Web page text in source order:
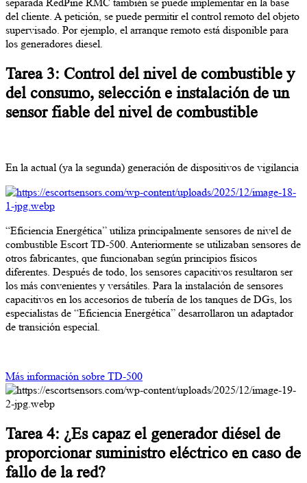
separada RedPine RMC también se puede implementar en la base
del cliente. A petición, se puede permitir el control remoto del objeto
supervisado. Por ejemplo, el arranque remoto está disponible para
los generadores diesel.
Tarea 3: Control del nivel de combustible y
del consumo, selección e instalación de un
sensor fiable del nivel de combustible
En la actual (ya la segunda) generación de dispositivos de vigilancia
“Eficiencia Energética” utiliza principalmente sensores de nivel de
combustible Escort TD-500. Anteriormente se utilizaban sensores de
otros fabricantes, que funcionaban según principios físicos
diferentes. Después de todo, los sensores capacitivos resultaron ser
los más convenientes y versátiles. Para la instalación de sensores
capacitivos en los accesorios de tubería de los tanques de DGs, los
especialistas de “Eficiencia Energética” desarrollaron un adaptador
de transición especial.
Más información sobre TD-500
Tarea 4: ¿Es capaz el generador diésel de
proporcionar suministro eléctrico en caso de
fallo de la red?